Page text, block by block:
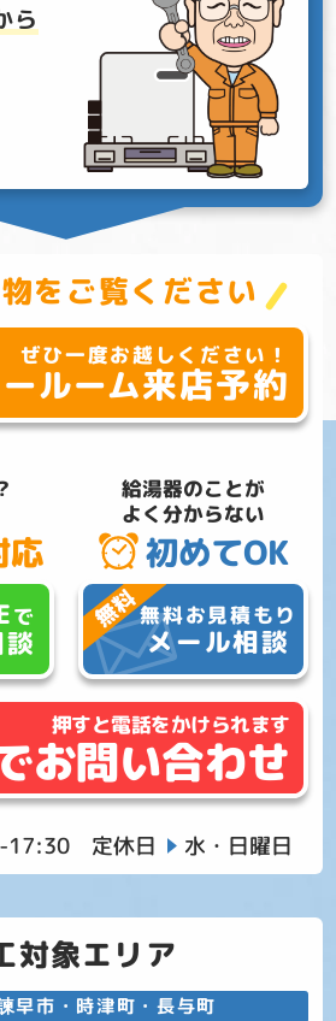
ら
をご覧ください
応
で
給湯器のことが
よく分からない
初めてOK
無料お見積もり
メール相談
ぜひ一度お越しください！
ルーム来店予約
押すと電話をかけられます
お問い合わせ
17:30 定休日 水・日曜日
対象エリア
早市・時津町・長与町